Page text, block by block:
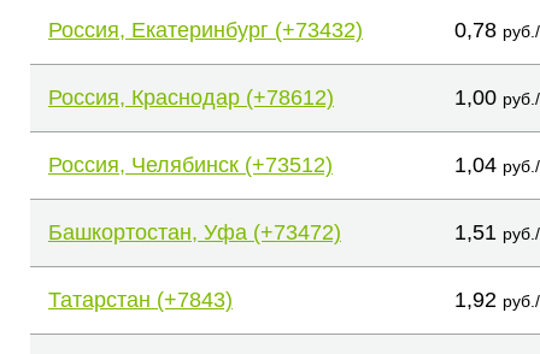
Россия, Екатеринбург (+73432) 0,78
Россия, Краснодар (+78612) 1,00
Россия, Челябинск (+73512) 1,04
Башкортостан, Уфа (+73472) 1,51
Татарстан (+7843) 1,92